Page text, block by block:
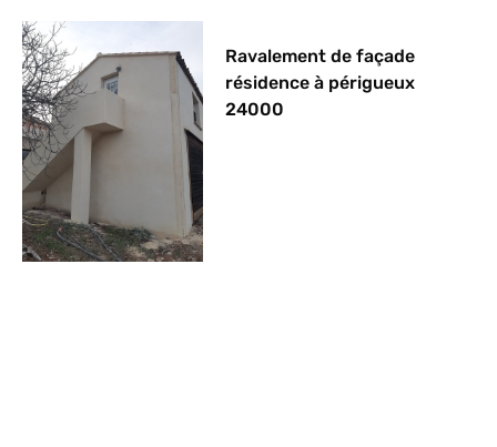
Ravalement de façade
résidence à périgueux
24000